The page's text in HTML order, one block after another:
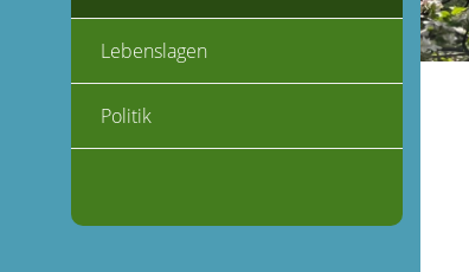
Lebenslagen
Politik